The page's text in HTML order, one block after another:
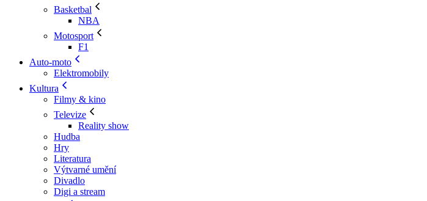
Basketbal
NBA
Motosport
F1
Auto-moto
Elektromobily
Kultura
Filmy & kino
Televize
Reality show
Hudba
Hry
Literatura
Výtvarné umění
Divadlo
Digi a stream